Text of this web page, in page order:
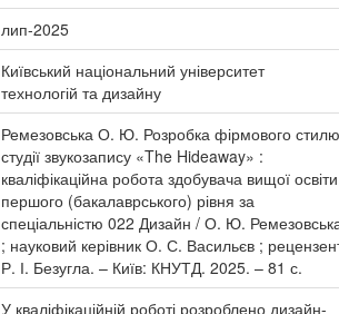
лип-2025
Київський національний університет
технологій та дизайну
Ремезовська О. Ю. Розробка фірмового стилю
студії звукозапису «The Hideaway» :
кваліфікаційна робота здобувача вищої освіти
першого (бакалаврського) рівня за
спеціальністю 022 Дизайн / О. Ю.
; науковий керівник О. С. Васильєв ;
Р. І. Безугла. – Київ: КНУТД. 2025. – 81 с.
У кваліфікаційній роботі розроблено дизайн-